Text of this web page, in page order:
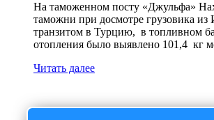
На таможенном посту «Джульфа»
таможни при досмотре грузовика из
транзитом в Турцию, в топливном
отопления было выявлено 101,4 кг
Читать далее